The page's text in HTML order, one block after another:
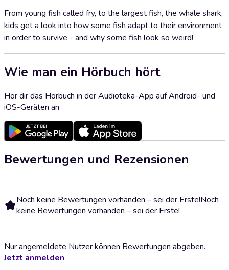
From young fish called fry, to the largest fish, the whale shark,
kids get a look into how some fish adapt to their environment
in order to survive - and why some fish look so weird!
Wie man ein Hörbuch hört
Hör dir das Hörbuch in der Audioteka-App auf Android- und
iOS-Geräten an
Bewertungen und Rezensionen
Noch keine Bewertungen vorhanden – sei der Erste!Noch
keine Bewertungen vorhanden – sei der Erste!
Nur angemeldete Nutzer können Bewertungen abgeben.
Jetzt anmelden